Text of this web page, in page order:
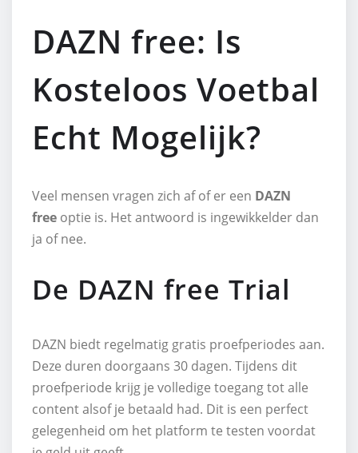
DAZN free: Is
Kosteloos Voetbal
Echt Mogelijk?
Veel mensen vragen zich af of er een DAZN
free optie is. Het antwoord is ingewikkelder dan
ja of nee.
De DAZN free Trial
DAZN biedt regelmatig gratis proefperiodes aan.
Deze duren doorgaans 30 dagen. Tijdens dit
proefperiode krijg je volledige toegang tot alle
content alsof je betaald had. Dit is een perfect
gelegenheid om het platform te testen voordat